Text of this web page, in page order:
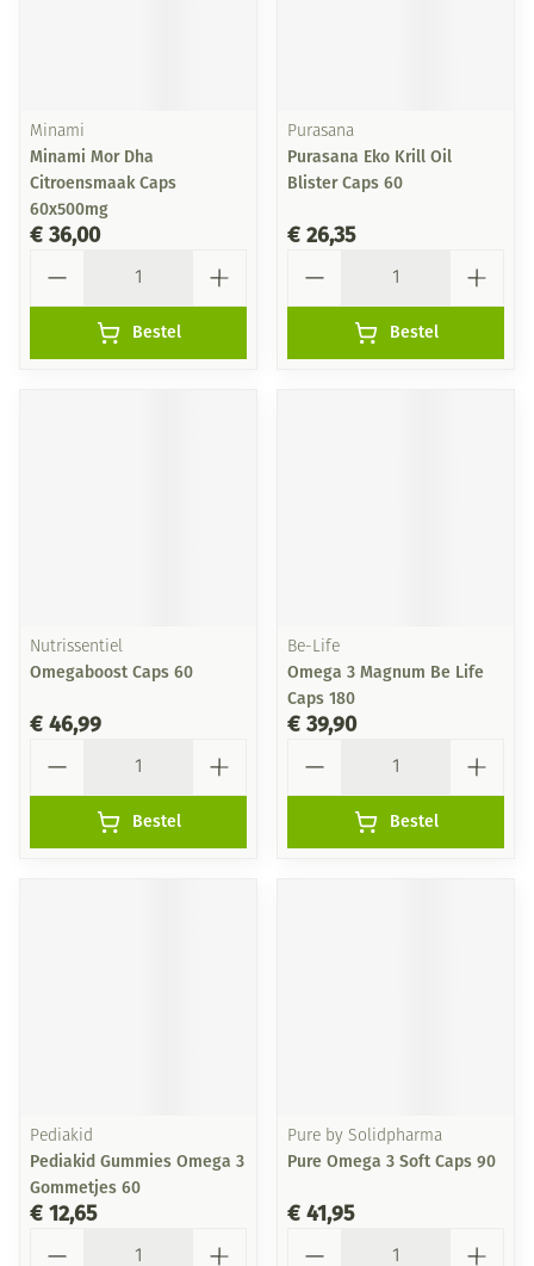
Minami
Minami Mor Dha
Citroensmaak Caps
60x500mg
€ 36,00
Bestel
Purasana
Purasana Eko Krill Oil
Blister Caps 60
€ 26,35
Bestel
Nutrissentiel
Omegaboost Caps 60
€ 46,99
Bestel
Be-Life
Omega 3 Magnum Be Life
Caps 180
€ 39,90
Bestel
Pediakid
Pediakid Gummies Omega 3
Gommetjes 60
€ 12,65
Pure by Solidpharma
Pure Omega 3 Soft Caps 90
€ 41,95